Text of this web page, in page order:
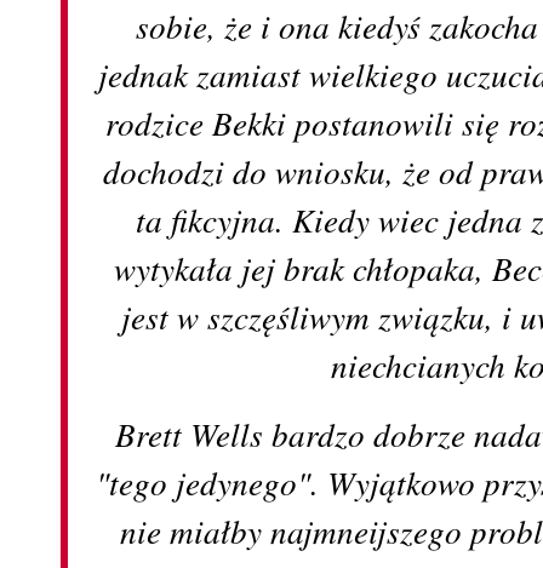
sobie, że i ona kiedyś
jednak zamiast wielkiego
rodzice Bekki postanowili się
dochodzi do wniosku, że od
ta fikcyjna. Kiedy wiec jedna
wytykała jej brak chłopaka,
jest w szczęśliwym związku, i
niechcianych
Brett Wells bardzo dobrze
"tego jedynego". Wyjątkowo
nie miałby najmneijszego